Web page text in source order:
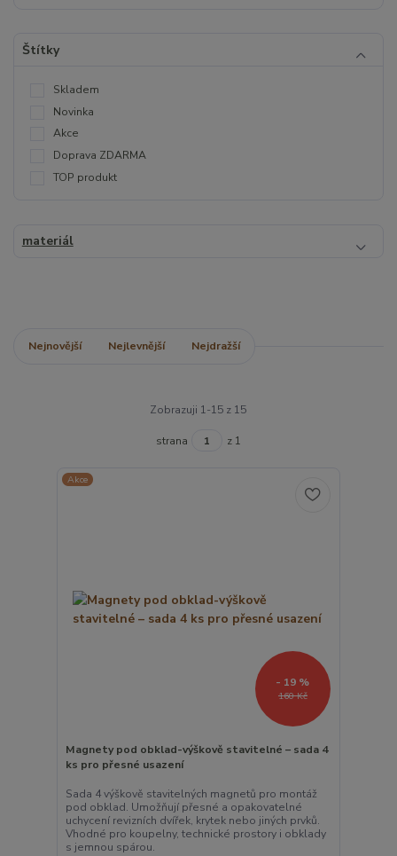
Štítky
Skladem
Novinka
Akce
Doprava ZDARMA
TOP produkt
materiál
Nejnovější Nejlevnější Nejdražší
Zobrazuji 1-15 z 15
strana z 1
Akce
160 Kč
- 19 %
Magnety pod obklad-výškově stavitelné – sada 4
ks pro přesné usazení
Sada 4 výškově stavitelných magnetů pro montáž
pod obklad. Umožňují přesné a opakovatelné
uchycení revizních dvířek, krytek nebo jiných prvků.
Vhodné pro koupelny, technické prostory i obklady
s jemnou spárou.